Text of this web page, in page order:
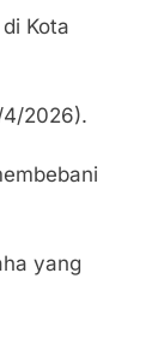
Kota
4/2026).
yang